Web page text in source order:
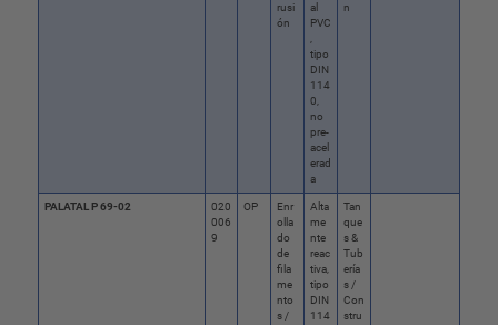
rusi
ón
al
PVC
,
tipo
DIN
114
0,
no
pre-
acel
erad
a
n
PALATAL P 69-02
020
006
9
OP
Enr
olla
do
de
fila
me
nto
s /
Alta
me
nte
reac
tiva,
tipo
DIN
114
Tan
que
s &
Tub
ería
s /
Con
stru